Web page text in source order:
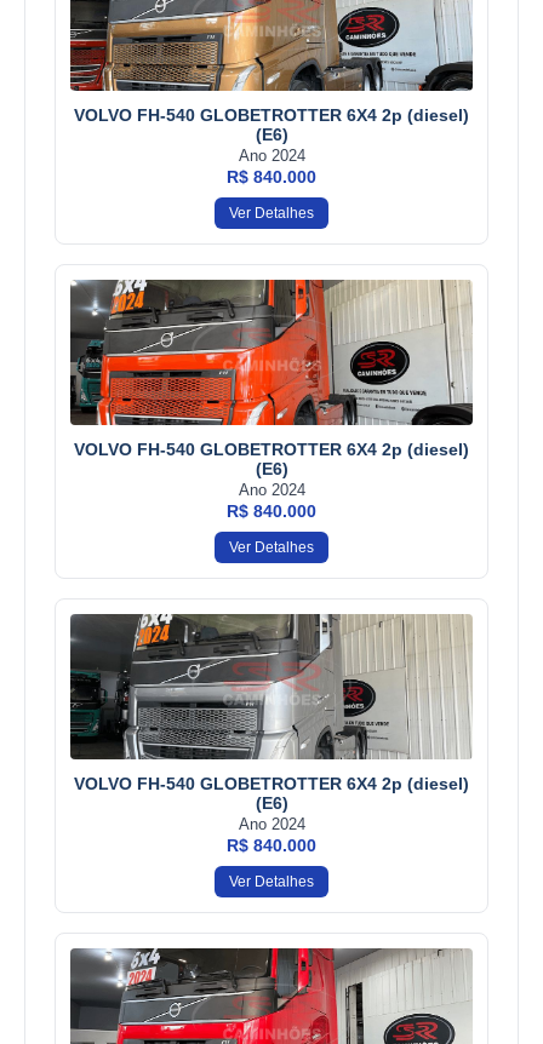
VOLVO FH-540 GLOBETROTTER 6X4 2p (diesel)
(E6)
Ano 2024
R$ 840.000
Ver Detalhes
VOLVO FH-540 GLOBETROTTER 6X4 2p (diesel)
(E6)
Ano 2024
R$ 840.000
Ver Detalhes
VOLVO FH-540 GLOBETROTTER 6X4 2p (diesel)
(E6)
Ano 2024
R$ 840.000
Ver Detalhes